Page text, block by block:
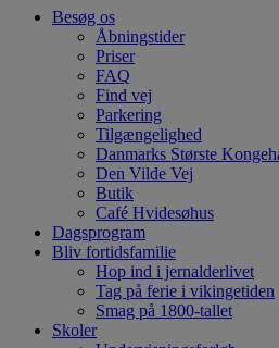
Besøg os
Åbningstider
Priser
FAQ
Find vej
Parkering
Tilgængelighed
Danmarks Største
Den Vilde Vej
Butik
Café Hvidesøhus
Dagsprogram
Bliv fortidsfamilie
Hop ind i jernalderlivet
Tag på ferie i vikingetiden
Smag på 1800-tallet
Skoler